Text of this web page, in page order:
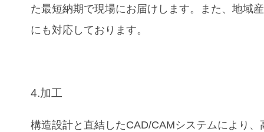
た最短納期で現場にお届けします。また、地域
にも対応しております。
4.加工
構造設計と直結したCAD/CAMシステムにより、